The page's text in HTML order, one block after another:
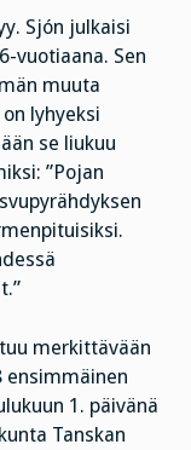
Sjón julkaisi
vuotiaana. Sen
muuta
lyhyeksi
se liukuu
”Pojan
merkittävään
ensimmäinen
1. päivänä
Tanskan